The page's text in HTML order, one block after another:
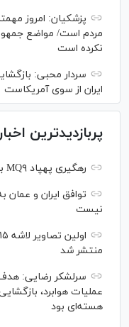
پزشکیان: امروز
مردم است/ مواضع
نکرده است
سردار محبی:
ایران از سوی آمریکاست
پربازدیدترین اخبار
رهگیری پهپاد MQ۹ بر فراز تنگه هرمز
توافق ایران و عمان
نیست
منتشر شد
سرلشکر رضایی: هدف
عملیات هوابرد،
هسته‌ای بود